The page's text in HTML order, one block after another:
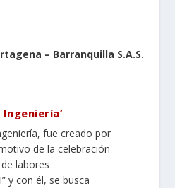
– Barranquilla S.A.S.
fue creado por
de la celebración
labores
y con él, se busca